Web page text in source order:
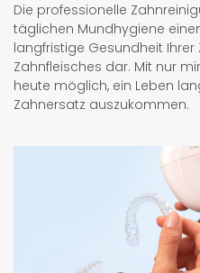
Die professionelle
täglichen Mundhygiene
langfristige Gesundheit Ihrer
Zahnfleisches dar. Mit nur
heute möglich, ein Leben
Zahnersatz auszukommen.